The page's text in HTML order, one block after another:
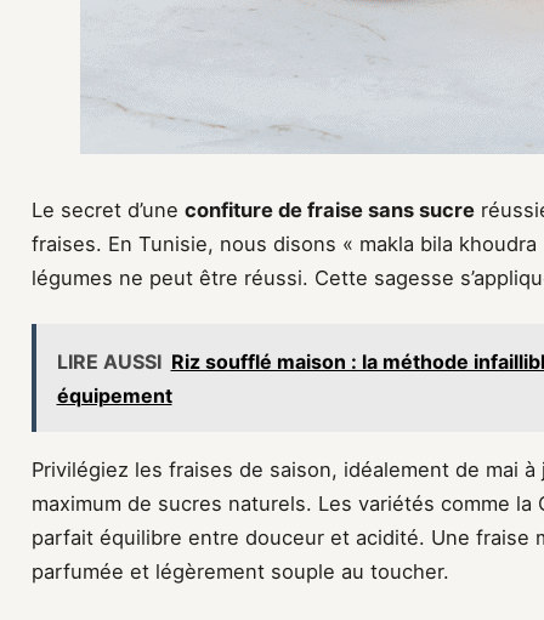
Le secret d’une confiture de fraise sans sucre
fraises. En Tunisie, nous disons « makla bila
légumes ne peut être réussi. Cette sagesse
LIRE AUSSI Riz soufflé maison : la méthode
équipement
Privilégiez les fraises de saison, idéalement de mai
maximum de sucres naturels. Les variétés comme
parfait équilibre entre douceur et acidité. Une fraise
parfumée et légèrement souple au toucher.